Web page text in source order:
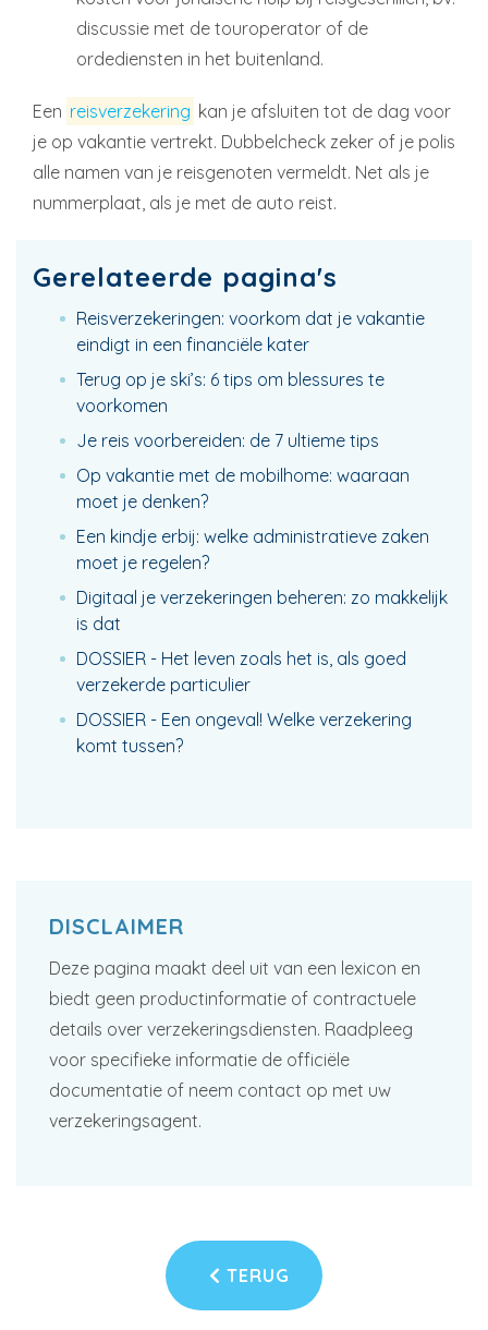
discussie met de touroperator of de
ordediensten in het buitenland.
Een reisverzekering kan je afsluiten tot de dag voor
je op vakantie vertrekt. Dubbelcheck zeker of je polis
alle namen van je reisgenoten vermeldt. Net als je
nummerplaat, als je met de auto reist.
Gerelateerde pagina's
Reisverzekeringen: voorkom dat je vakantie
eindigt in een financiële kater
Terug op je ski’s: 6 tips om blessures te
voorkomen
Je reis voorbereiden: de 7 ultieme tips
Op vakantie met de mobilhome: waaraan
moet je denken?
Een kindje erbij: welke administratieve zaken
moet je regelen?
Digitaal je verzekeringen beheren: zo makkelijk
is dat
DOSSIER - Het leven zoals het is, als goed
verzekerde particulier
DOSSIER - Een ongeval! Welke verzekering
komt tussen?
DISCLAIMER
Deze pagina maakt deel uit van een lexicon en
biedt geen productinformatie of contractuele
details over verzekeringsdiensten. Raadpleeg
voor specifieke informatie de officiële
documentatie of neem contact op met uw
verzekeringsagent.
TERUG